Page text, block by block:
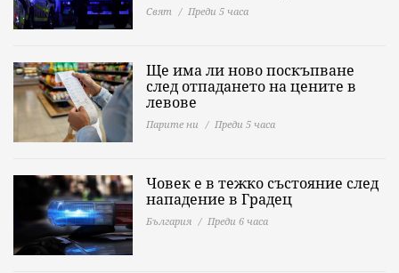
Свят Преди 5 часа
Ще има ли ново поскъпване
след отпадането на цените в
левове
Парите ни Преди 5 часа
Човек е в тежко състояние след
нападение в Градец
България Преди 6 часа